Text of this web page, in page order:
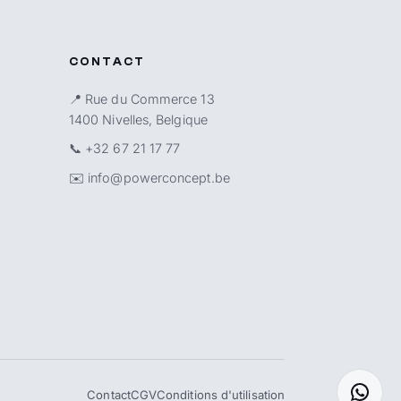
CONTACT
📍 Rue du Commerce 13
1400 Nivelles, Belgique
📞 +32 67 21 17 77
✉️ info@powerconcept.be
ContactCGVConditions d'utilisation